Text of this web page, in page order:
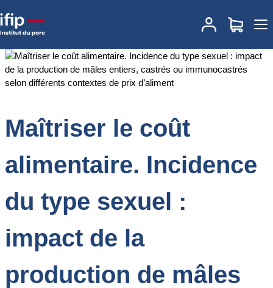
Accueil
Maîtriser le coût alimentaire. Incidence
du type sexuel : impact de la production de mâles entiers, castrés
Maîtriser le coût
alimentaire. Incidence
du type sexuel :
impact de la
production de mâles